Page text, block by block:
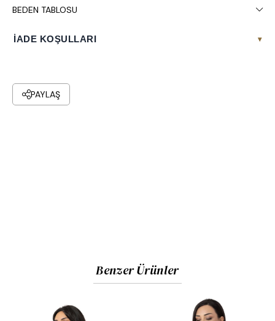
BEDEN TABLOSU
İADE KOŞULLARI ▾
PAYLAŞ
Benzer Ürünler